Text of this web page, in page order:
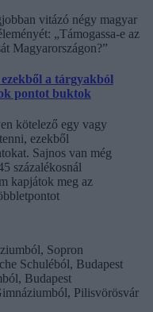
vitázó négy magyar
„Támogassa-e az
Magyarországon?”
a tárgyakból
pontot buktok
kötelező egy vagy
ezekből
Sajnos van még
százalékosnál
kapjátok meg az
Sopron
Schuléból, Budapest
Budapest
Pilisvörösvár